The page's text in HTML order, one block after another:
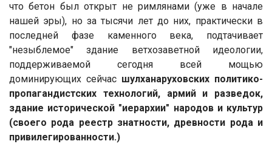
что бетон был открыт не римлянами (уже в начале
нашей эры), но за тысячи лет до них, практически в
последней фазе каменного века, подтачивает
"незыблемое" здание ветхозаветной идеологии,
поддерживаемой сегодня всей мощью
доминирующих сейчас шулханаруховских политико-
пропагандистских технологий, армий и разведок,
здание исторической "иерархии" народов и культур
(своего рода реестр знатности, древности рода и
привилегированности.)